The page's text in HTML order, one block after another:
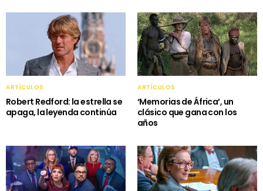
ARTÍCULOS
Robert Redford: la estrella se
apaga, la leyenda continúa
ARTÍCULOS
‘Memorias de África’, un
clásico que gana con los
años